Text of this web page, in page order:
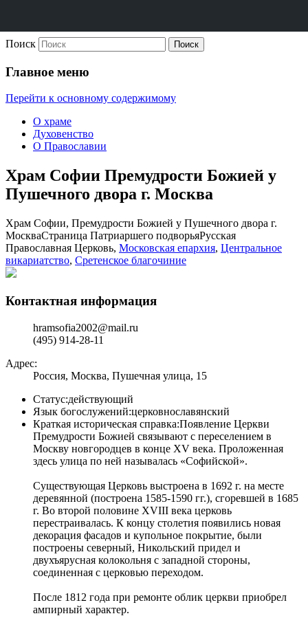
Храм Софии Премудрости
Божией у Пушечного двора г.
Москва
Поиск
Главное меню
Перейти к основному содержимому
О храме
Духовенство
О Православии
Храм Софии Премудрости Божией у
Пушечного двора г. Москва
Храм Софии, Премудрости Божией у Пушечного двора г.
МоскваСтраница Патриаршего подворьяРусская
Православная Церковь, Московская епархия, Центральное
викариатство, Сретенское благочиние
Контактная информация
hramsofia2002@mail.ru
(495) 914-28-11
Адрес:
Россия, Москва, Пушечная улица, 15
Статус:действующий
Язык богослужений:церковнославянский
Краткая историческая справка:Появление Церкви
Премудрости Божией связывают с переселением в
Москву новгородцев в конце XV века. Проложенная
здесь улица по ней называлась «Софийской».
Существующая Церковь выстроена в 1692 г. на месте
деревянной (построена 1585-1590 гг.), сгоревшей в 1685
г. Во второй половине XVIII века церковь
перестраивалась. К концу столетия появились новая
декорация фасадов и купольное покрытие, были
построены северный, Никольский придел и
двухъярусная колокольня с западной стороны,
соединенная с церковью переходом.
После 1812 года при ремонте облик церкви приобрел
ампирный характер.